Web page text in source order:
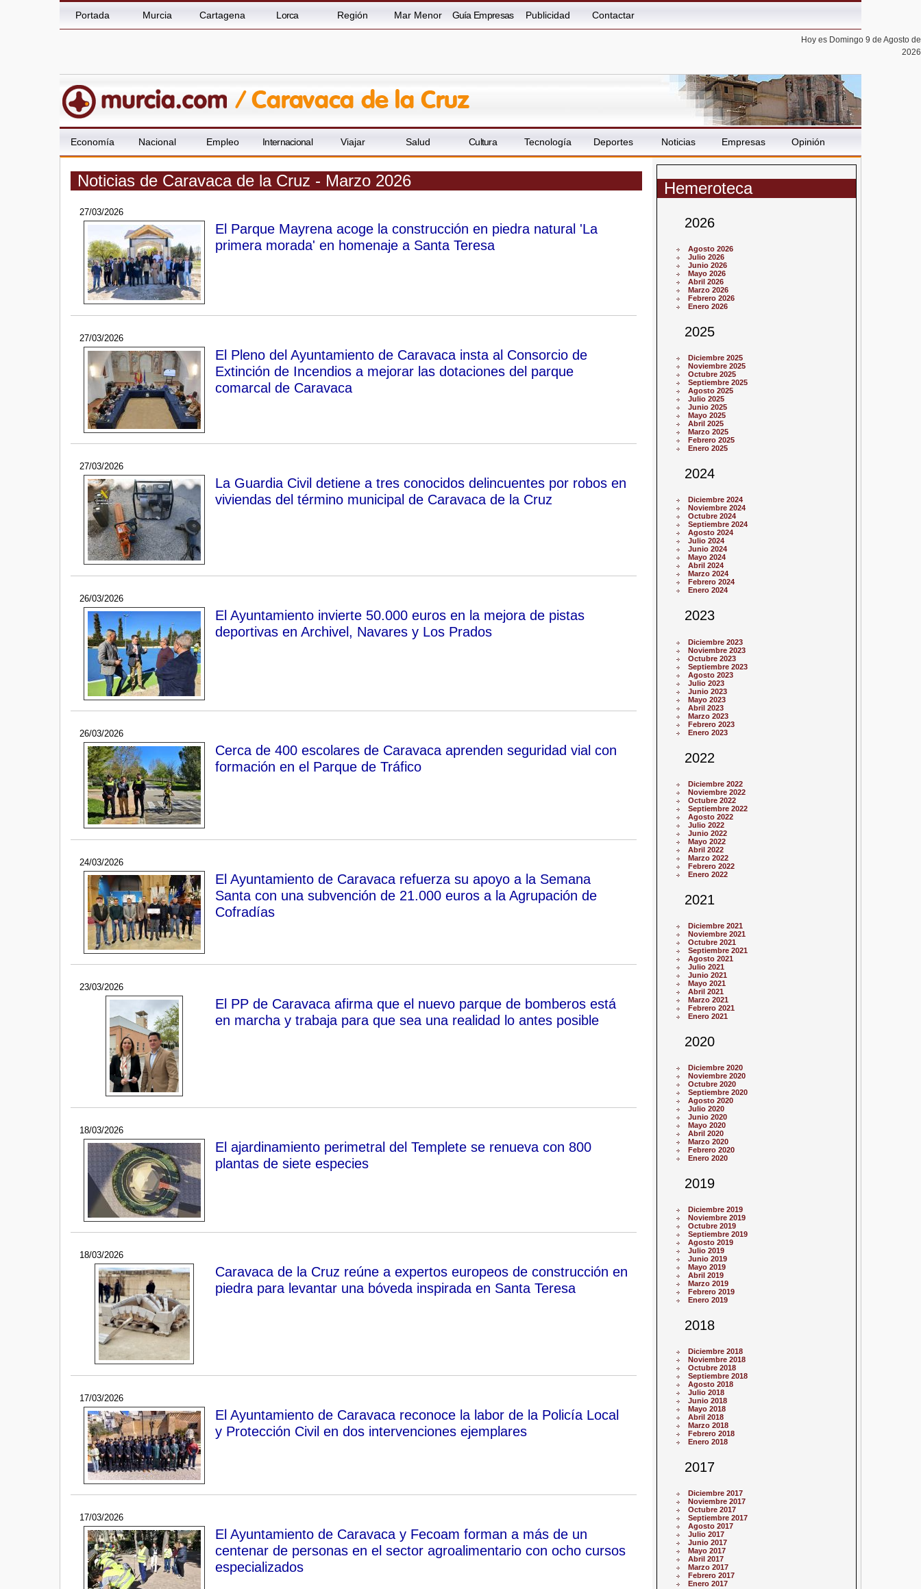
Portada Murcia Cartagena Lorca Región Mar Menor Guía Empresas Publicidad Contactar
Hoy es Domingo 9 de Agosto de
2026
Economía Nacional Empleo Internacional Viajar Salud Cultura Tecnología Deportes Noticias Empresas Opinión
Noticias de Caravaca de la Cruz - Marzo 2026
27/03/2026
El Parque Mayrena acoge la construcción en piedra natural 'La
primera morada' en homenaje a Santa Teresa
27/03/2026
El Pleno del Ayuntamiento de Caravaca insta al Consorcio de
Extinción de Incendios a mejorar las dotaciones del parque
comarcal de Caravaca
27/03/2026
La Guardia Civil detiene a tres conocidos delincuentes por robos en
viviendas del término municipal de Caravaca de la Cruz
26/03/2026
El Ayuntamiento invierte 50.000 euros en la mejora de pistas
deportivas en Archivel, Navares y Los Prados
26/03/2026
Cerca de 400 escolares de Caravaca aprenden seguridad vial con
formación en el Parque de Tráfico
24/03/2026
El Ayuntamiento de Caravaca refuerza su apoyo a la Semana
Santa con una subvención de 21.000 euros a la Agrupación de
Cofradías
23/03/2026
El PP de Caravaca afirma que el nuevo parque de bomberos está
en marcha y trabaja para que sea una realidad lo antes posible
18/03/2026
El ajardinamiento perimetral del Templete se renueva con 800
plantas de siete especies
18/03/2026
Caravaca de la Cruz reúne a expertos europeos de construcción en
piedra para levantar una bóveda inspirada en Santa Teresa
17/03/2026
El Ayuntamiento de Caravaca reconoce la labor de la Policía Local
y Protección Civil en dos intervenciones ejemplares
17/03/2026
El Ayuntamiento de Caravaca y Fecoam forman a más de un
centenar de personas en el sector agroalimentario con ocho cursos
especializados
Hemeroteca
2026
Agosto 2026
Julio 2026
Junio 2026
Mayo 2026
Abril 2026
Marzo 2026
Febrero 2026
Enero 2026
2025
Diciembre 2025
Noviembre 2025
Octubre 2025
Septiembre 2025
Agosto 2025
Julio 2025
Junio 2025
Mayo 2025
Abril 2025
Marzo 2025
Febrero 2025
Enero 2025
2024
Diciembre 2024
Noviembre 2024
Octubre 2024
Septiembre 2024
Agosto 2024
Julio 2024
Junio 2024
Mayo 2024
Abril 2024
Marzo 2024
Febrero 2024
Enero 2024
2023
Diciembre 2023
Noviembre 2023
Octubre 2023
Septiembre 2023
Agosto 2023
Julio 2023
Junio 2023
Mayo 2023
Abril 2023
Marzo 2023
Febrero 2023
Enero 2023
2022
Diciembre 2022
Noviembre 2022
Octubre 2022
Septiembre 2022
Agosto 2022
Julio 2022
Junio 2022
Mayo 2022
Abril 2022
Marzo 2022
Febrero 2022
Enero 2022
2021
Diciembre 2021
Noviembre 2021
Octubre 2021
Septiembre 2021
Agosto 2021
Julio 2021
Junio 2021
Mayo 2021
Abril 2021
Marzo 2021
Febrero 2021
Enero 2021
2020
Diciembre 2020
Noviembre 2020
Octubre 2020
Septiembre 2020
Agosto 2020
Julio 2020
Junio 2020
Mayo 2020
Abril 2020
Marzo 2020
Febrero 2020
Enero 2020
2019
Diciembre 2019
Noviembre 2019
Octubre 2019
Septiembre 2019
Agosto 2019
Julio 2019
Junio 2019
Mayo 2019
Abril 2019
Marzo 2019
Febrero 2019
Enero 2019
2018
Diciembre 2018
Noviembre 2018
Octubre 2018
Septiembre 2018
Agosto 2018
Julio 2018
Junio 2018
Mayo 2018
Abril 2018
Marzo 2018
Febrero 2018
Enero 2018
2017
Diciembre 2017
Noviembre 2017
Octubre 2017
Septiembre 2017
Agosto 2017
Julio 2017
Junio 2017
Mayo 2017
Abril 2017
Marzo 2017
Febrero 2017
Enero 2017